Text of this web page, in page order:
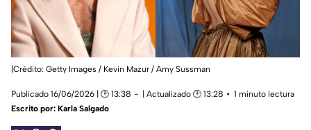
|Crédito: Getty Images / Kevin Mazur / Amy Sussman
Publicado 16/06/2026 | 🕑 13:38 | Actualizado 🕑 13:28
1 minuto lectura
Escrito por: Karla Salgado